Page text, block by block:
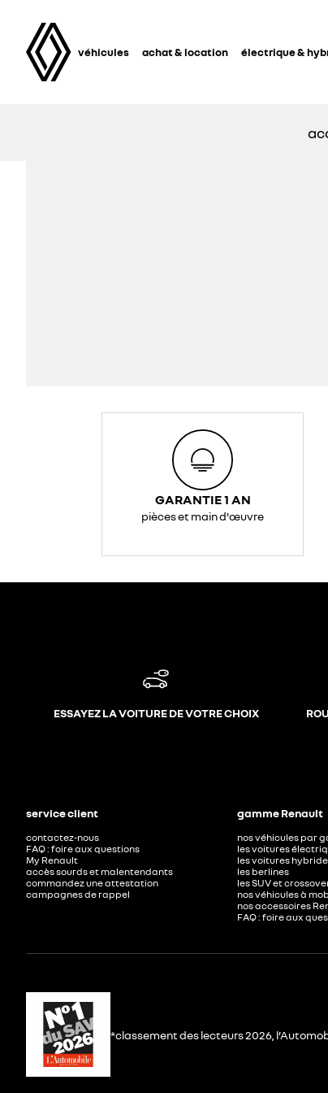
véhicules achat & location électrique &
GARANTIE 1 AN
pièces et main d'œuvre
ESSAYEZ LA VOITURE DE VOTRE CHOIX
service client
contactez-nous
FAQ : foire aux questions
My Renault
accès sourds et malentendants
commandez une attestation
campagnes de rappel
gamme Renault
nos véhicules par
les voitures
les voitures
les berlines
les SUV et
nos véhicules à
nos accessoires
FAQ : foire aux
*classement des lecteurs 2026,